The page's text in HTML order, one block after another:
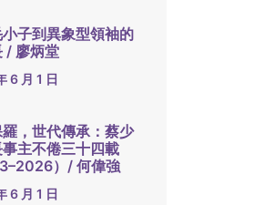
子到異象型領袖的
/ 廖炳堂
6 月 1 日
，世代傳承：蔡少
主不倦三十四載
）/ 何偉強
6 月 1 日